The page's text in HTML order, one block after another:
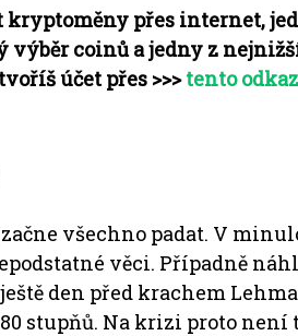
kryptoměny přes internet,
výběr coinů a jedny z
účet přes >>>tento odkaz
všechno padat. V
věci. Případně
ještě den před krachem
stupňů. Na krizi proto není